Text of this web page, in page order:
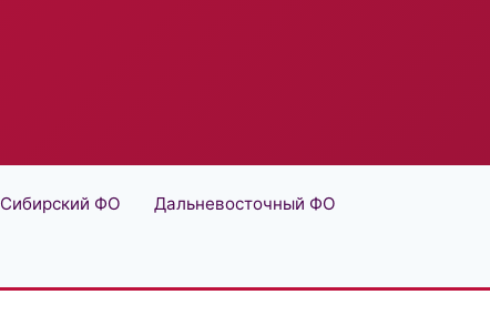
Сибирский ФО Дальневосточный ФО